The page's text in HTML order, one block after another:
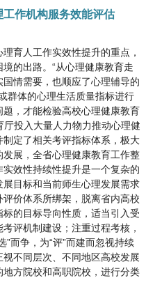
作机构服务效能评估
育人工作实效性提升的重点，
的出路。“从心理健康教育走
情需要，也顺应了心理辅导的
群体的心理生活质量指标进行
，才能检验高校心理健康教育
投入大量人力物力推动心理健
定了相关考评指标体系，极大
展，全省心理健康教育工作整
效性持续性提升是一个复杂的
目标和当前师生心理发展需求
价体系所绑架，脱离省内高校
的目标导向性质，适当引入受
评机制建设；注重过程考核，
”而争，为“评”而建而忽视持续
不同层次、不同地区高校发展
方院校和高职院校，进行分类